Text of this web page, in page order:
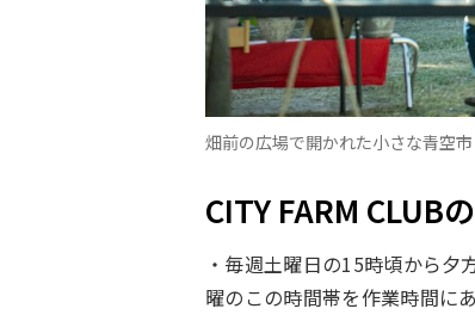
畑前の広場で開かれた小さな青空
CITY FARM CLUB
・毎週土曜日の15時頃から
曜のこの時間帯を作業時間に